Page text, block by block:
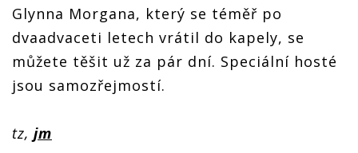
Glynna Morgana, který se téměř po
dvaadvaceti letech vrátil do kapely, se
můžete těšit už za pár dní. Speciální hosté
jsou samozřejmostí.
tz, jm